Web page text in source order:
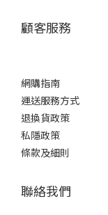
顧客服務
網購指南
運送服務方式
退換貨政策
私隱政策
條款及細則
聯絡我們